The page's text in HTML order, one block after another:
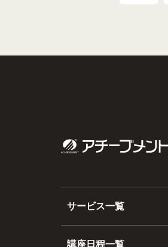
サービス一覧
講座日程一覧